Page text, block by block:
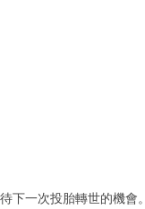
下一次投胎轉世的機會